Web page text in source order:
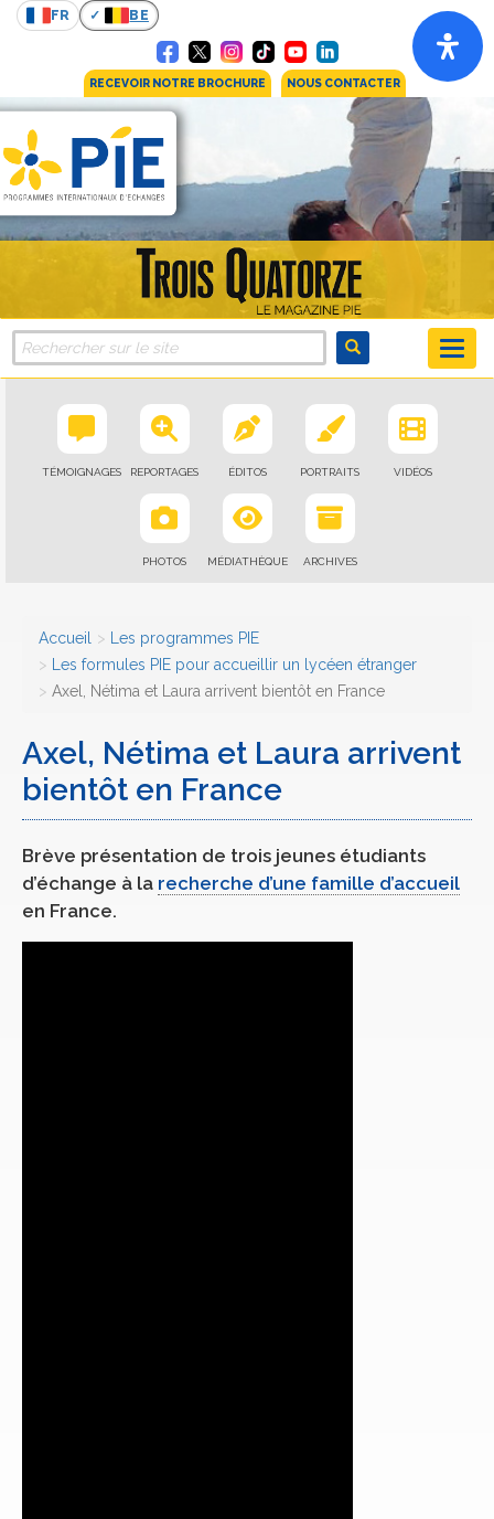
FR BE
RECEVOIR NOTRE BROCHURE NOUS CONTACTER
TÉMOIGNAGES REPORTAGES ÉDITOS PORTRAITS VIDÉOS
PHOTOS MÉDIATHÈQUE ARCHIVES
Accueil
Les programmes PIE
Les formules PIE pour accueillir un lycéen étranger
Axel, Nétima et Laura arrivent bientôt en France
Axel, Nétima et Laura arrivent
bientôt en France
Brève présentation de trois jeunes étudiants
d’échange à la recherche d’une famille d’accueil
en France.